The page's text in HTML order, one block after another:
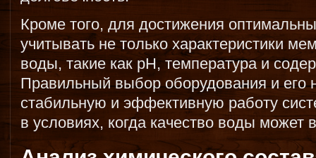
Кроме того, для достижения
учитывать не только характеристики
воды, такие как pH, температура и
Правильный выбор оборудования и его
стабильную и эффективную работу
в условиях, когда качество воды может